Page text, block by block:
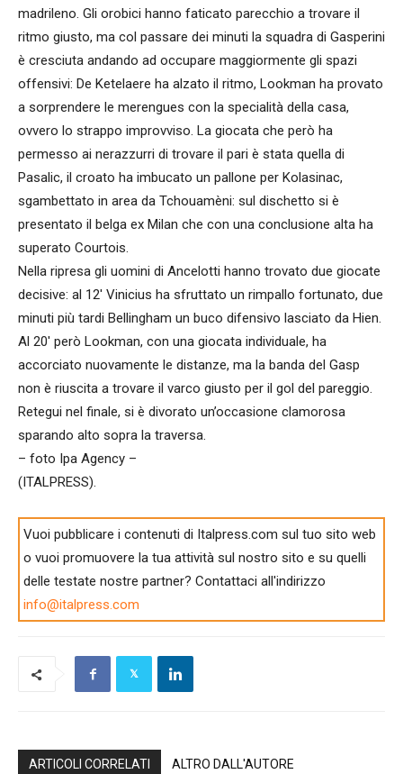
madrileno. Gli orobici hanno faticato parecchio a trovare il
ritmo giusto, ma col passare dei minuti la squadra di Gasperini
è cresciuta andando ad occupare maggiormente gli spazi
offensivi: De Ketelaere ha alzato il ritmo, Lookman ha provato
a sorprendere le merengues con la specialità della casa,
ovvero lo strappo improvviso. La giocata che però ha
permesso ai nerazzurri di trovare il pari è stata quella di
Pasalic, il croato ha imbucato un pallone per Kolasinac,
sgambettato in area da Tchouamèni: sul dischetto si è
presentato il belga ex Milan che con una conclusione alta ha
superato Courtois.
Nella ripresa gli uomini di Ancelotti hanno trovato due giocate
decisive: al 12′ Vinicius ha sfruttato un rimpallo fortunato, due
minuti più tardi Bellingham un buco difensivo lasciato da Hien.
Al 20′ però Lookman, con una giocata individuale, ha
accorciato nuovamente le distanze, ma la banda del Gasp
non è riuscita a trovare il varco giusto per il gol del pareggio.
Retegui nel finale, si è divorato un’occasione clamorosa
sparando alto sopra la traversa.
– foto Ipa Agency –
(ITALPRESS).
Vuoi pubblicare i contenuti di Italpress.com sul tuo sito web
o vuoi promuovere la tua attività sul nostro sito e su quelli
delle testate nostre partner? Contattaci all'indirizzo
info@italpress.com
ARTICOLI CORRELATI ALTRO DALL'AUTORE